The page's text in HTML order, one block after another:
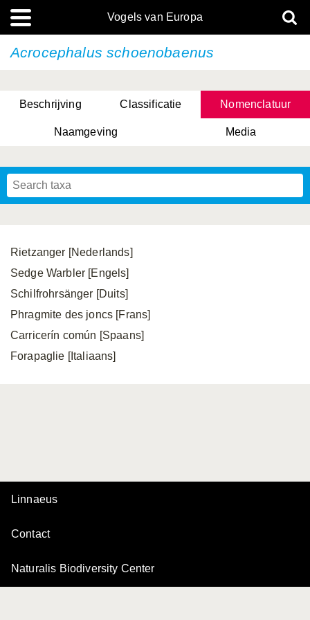
Vogels van Europa
Acrocephalus schoenobaenus
Beschrijving Classificatie Nomenclatuur
Naamgeving Media
Rietzanger [Nederlands]
Sedge Warbler [Engels]
Schilfrohrsänger [Duits]
Phragmite des joncs [Frans]
Carricerín común [Spaans]
Forapaglie [Italiaans]
Linnaeus
Contact
Naturalis Biodiversity Center